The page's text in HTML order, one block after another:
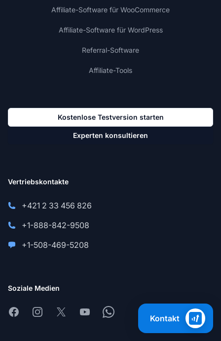
Affiliate-Software für WooCommerce
Affiliate-Software für WordPress
Referral-Software
Affiliate-Tools
Kostenlose Testversion starten
Experten konsultieren
Vertriebskontakte
+421 2 33 456 826
+1-888-842-9508
+1-508-469-5208
Soziale Medien
FacebookInstagram
X YoutubeWhatsapp
Kontakt